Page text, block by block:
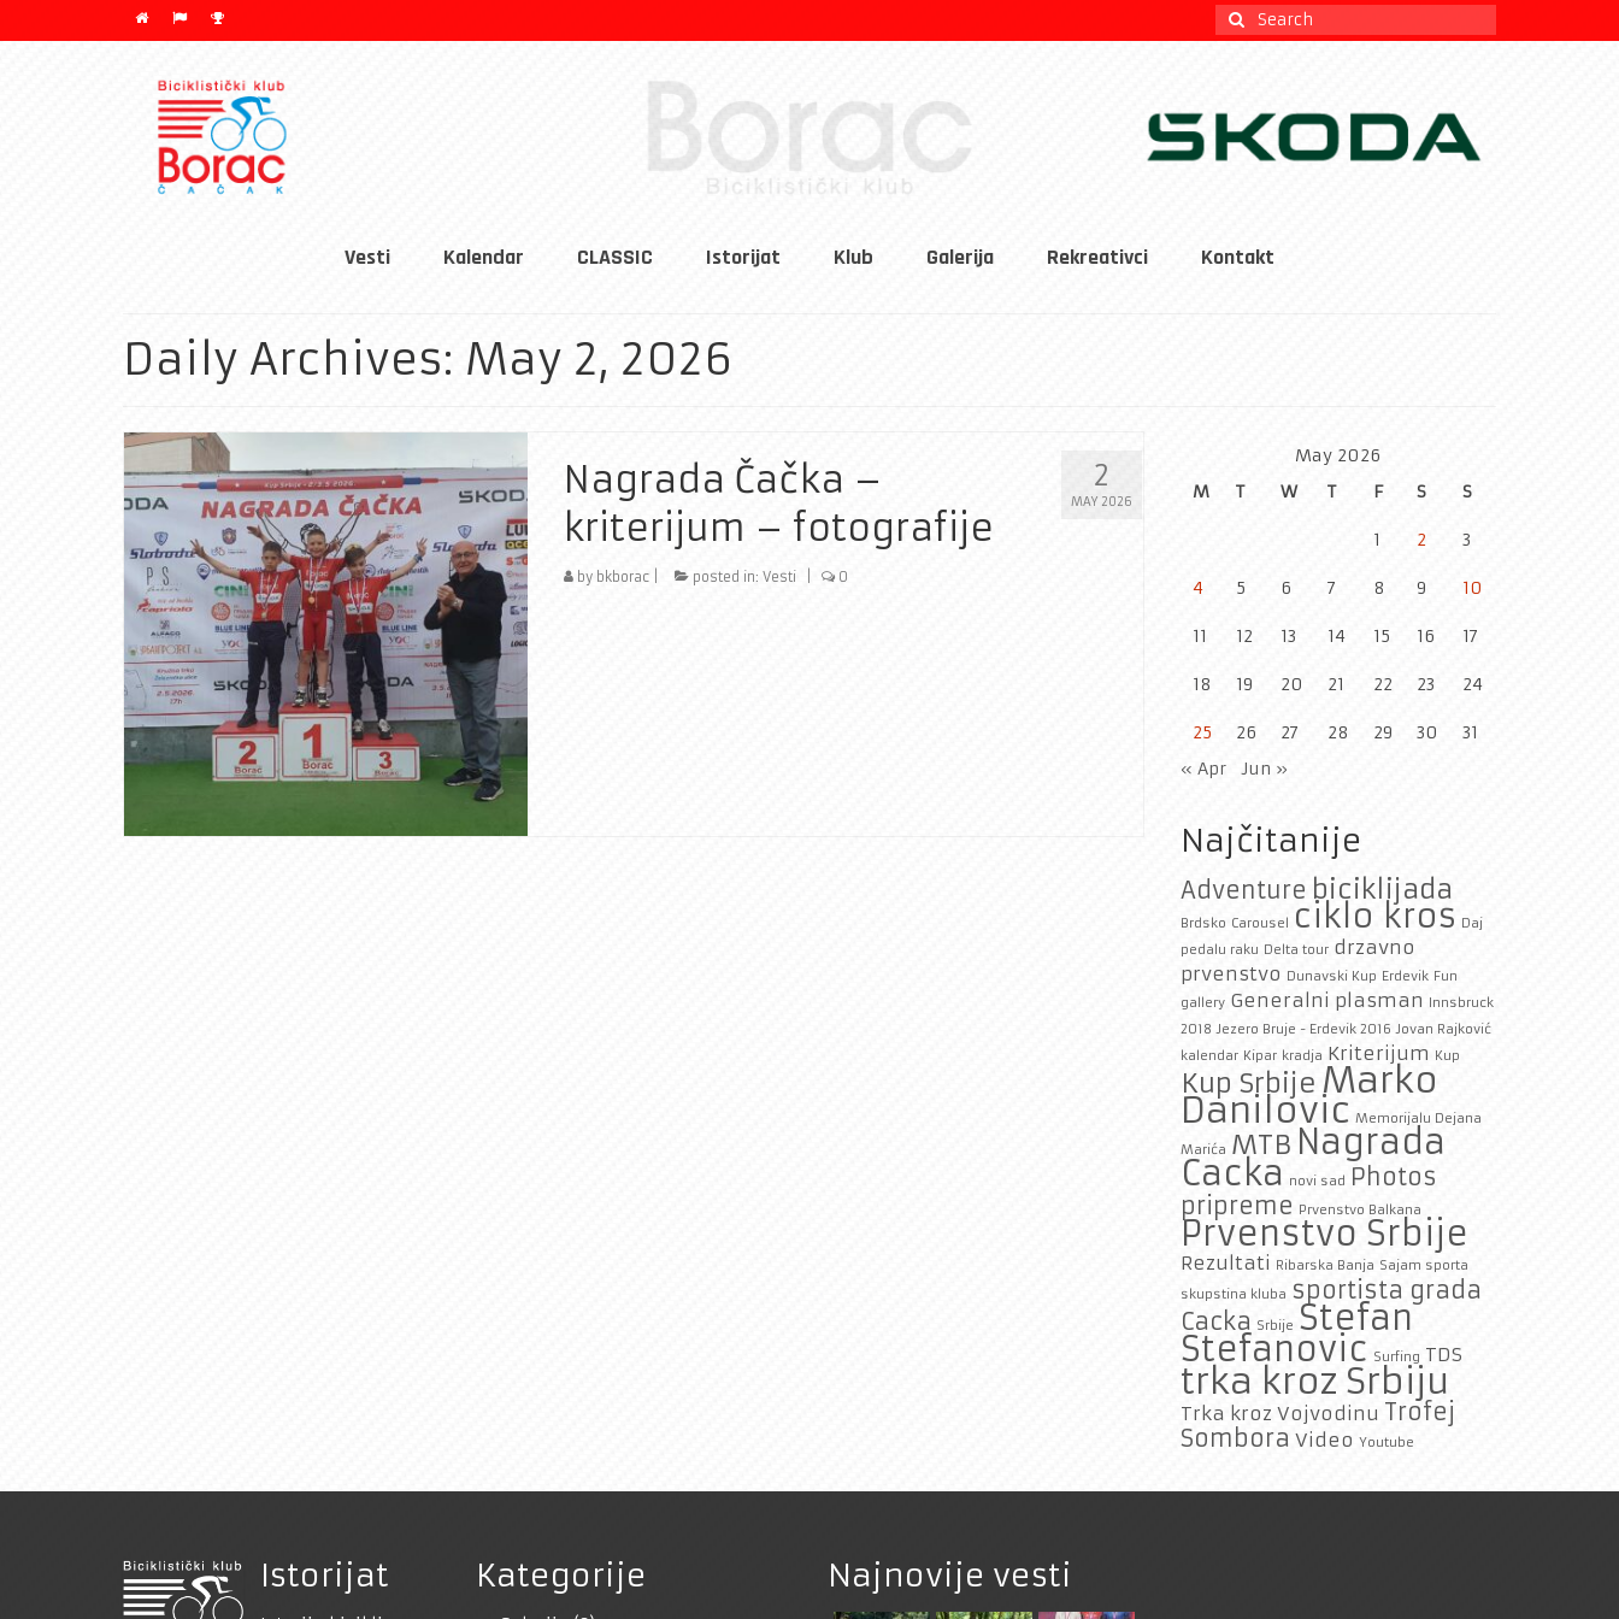
Search
for:
Vesti Kalendar CLASSIC Istorijat Klub Galerija Rekreativci Kontakt
Daily Archives: May 2, 2026
2
MAY 2026
Nagrada Čačka –
kriterijum – fotografije
by bkborac| posted in: Vesti 0
May 2026
M
T W T F S S
1 2 3
4 5 6 7 8 9 10
11 12 13 14 15 16 17
18 19 20 21 22 23 24
25 26 27 28 29 30
31
« Apr
Jun »
Najčitanije
Adventure biciklijada
Brdsko Carousel ciklo kros
Daj
pedalu raku Delta tour drzavno
prvenstvo
Dunavski Kup Erdevik Fun
gallery Generalni plasman
Innsbruck
2018 Jezero Bruje - Erdevik 2016 Jovan Rajković
kalendar Kipar kradja Kriterijum Kup
Kup Srbije Marko
Danilovic Memorijalu Dejana
Marića MTB Nagrada
Cacka novi sad Photos
pripreme
Prvenstvo Balkana
Prvenstvo Srbije
Rezultati Ribarska Banja Sajam sporta
skupstina kluba sportista grada
Cacka Srbije Stefan
Stefanovic Surfing TDS
trka kroz Srbiju
Trka kroz Vojvodinu Trofej
Sombora Video Youtube
Istorijat Kategorije Najnovije vesti